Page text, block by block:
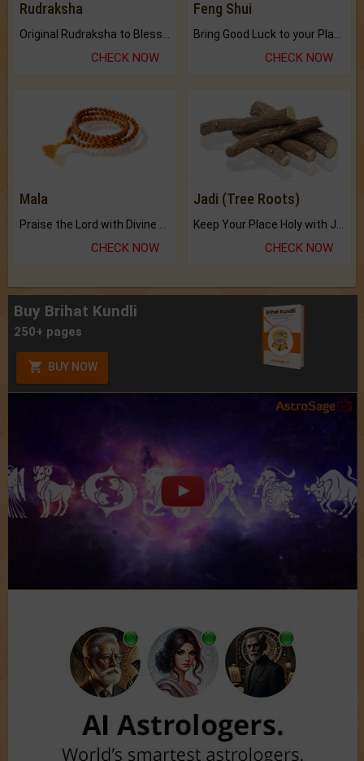
Rudraksha
CHECK NOW
Feng Shui
CHECK NOW
Mala
Praise the Lord with Divine Energies of Mala.
CHECK NOW
Jadi (Tree Roots)
Keep Your Place Holy with Jadi.
CHECK NOW
Buy Brihat Kundli
250+ pages
BUY NOW